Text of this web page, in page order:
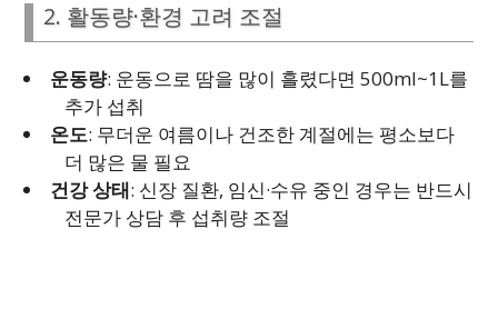
2. 활동량·환경 고려 조절
운동량: 운동으로 땀을 많이 흘렸다면 500ml~1L를
추가 섭취
온도: 무더운 여름이나 건조한 계절에는 평소보다
더 많은 물 필요
건강 상태: 신장 질환, 임신·수유 중인 경우는 반드시
전문가 상담 후 섭취량 조절